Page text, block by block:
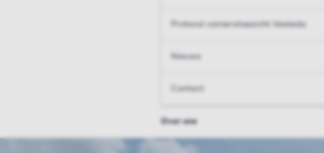
Protocol cameratoezicht Vesteda
Nieuws
Contact
Over ons